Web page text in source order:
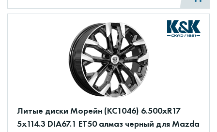
Литые диски Морейн (КС1046) 6.500xR17
5x114.3 DIA67.1 ET50 алмаз черный для Mazda